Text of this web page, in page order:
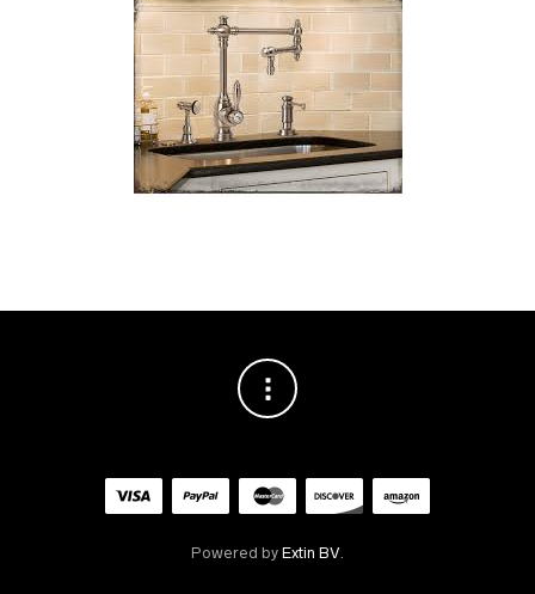
Powered by Extin BV.